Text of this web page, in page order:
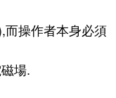
而操作者本身必須
場.